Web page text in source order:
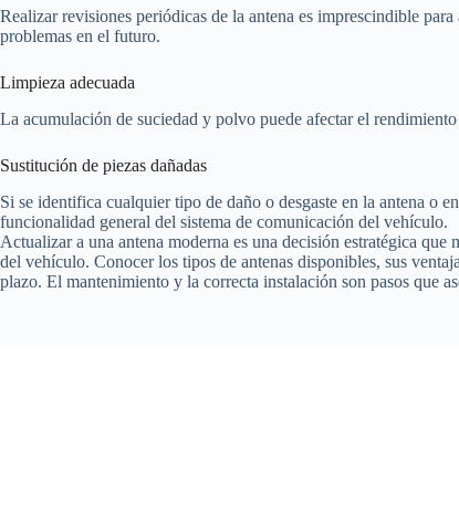
Realizar revisiones periódicas de la antena es imprescindible
problemas en el futuro.
Limpieza adecuada
La acumulación de suciedad y polvo puede afectar el
Sustitución de piezas dañadas
Si se identifica cualquier tipo de daño o desgaste en la antena o
funcionalidad general del sistema de comunicación del vehículo.
Actualizar a una antena moderna es una decisión estratégica
del vehículo. Conocer los tipos de antenas disponibles, sus
plazo. El mantenimiento y la correcta instalación son pasos que